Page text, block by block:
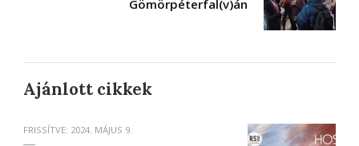
Gömörpéterfal(v)án
Ajánlott cikkek
FRISSÍTVE: 2024. MÁJUS 9.